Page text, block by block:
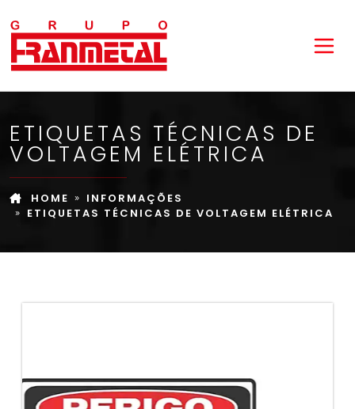
ETIQUETAS TÉCNICAS DE
VOLTAGEM ELÉTRICA
HOME
INFORMAÇÕES
ETIQUETAS TÉCNICAS DE VOLTAGEM ELÉTRICA